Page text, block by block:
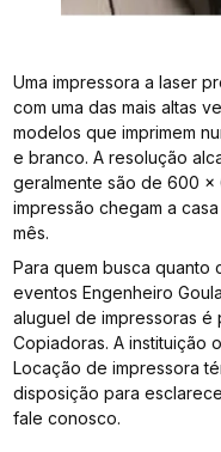
Uma impressora a laser
com uma das mais altas
modelos que imprimem
e branco. A resolução
geralmente são de 600 x
impressão chegam a
mês.
Para quem busca quanto
eventos Engenheiro
aluguel de impressoras é
Copiadoras. A instituição
Locação de impressora
disposição para
fale conosco.